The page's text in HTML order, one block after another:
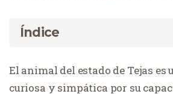
Índice
El animal del estado de Tejas es
curiosa y simpática por su